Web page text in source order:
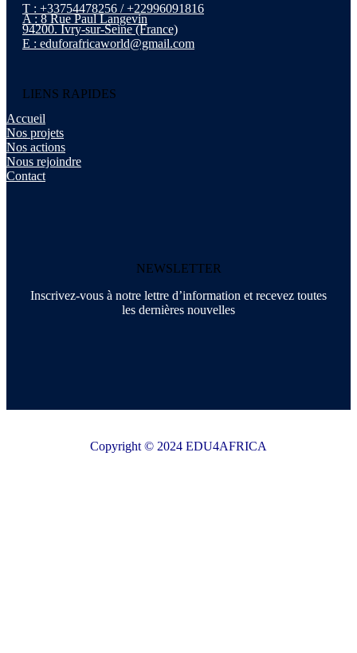
T : +33754478256 / +22996091816
A : 8 Rue Paul Langevin
94200. Ivry-sur-Seine (France)
E : eduforafricaworld@gmail.com
LIENS RAPIDES
Accueil
Nos projets
Nos actions
Nous rejoindre
Contact
NEWSLETTER
Inscrivez-vous à notre lettre d’information et recevez toutes
les dernières nouvelles
Copyright © 2024 EDU4AFRICA